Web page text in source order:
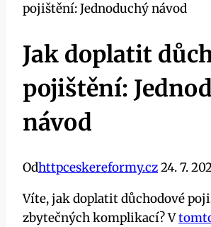
pojištění: Jednoduchý návod
Jak doplatit
pojištění:
návod
Odhttpceskereformy.cz24. 7.
Víte, jak doplatit důchodové
zbytečných komplikací? V